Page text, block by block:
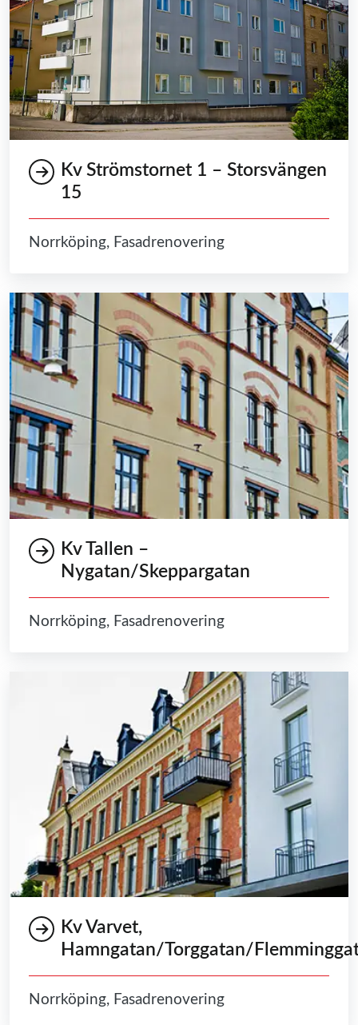
Kv Strömstornet 1 – Storsvängen
15
Norrköping, Fasadrenovering
Kv Tallen –
Nygatan/Skeppargatan
Norrköping, Fasadrenovering
Kv Varvet,
Hamngatan/Torggatan/
Norrköping, Fasadrenovering